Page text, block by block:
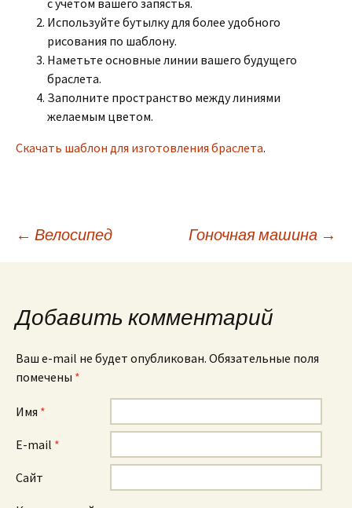
с учётом вашего запястья.
Используйте бутылку для более удобного
рисования по шаблону.
Наметьте основные линии вашего будущего
браслета.
Заполните пространство между линиями
желаемым цветом.
Скачать шаблон для изготовления браслета.
Навигация по
записям
← Велосипед Гоночная машина →
Добавить комментарий
Ваш e-mail не будет опубликован. Обязательные поля
помечены *
Имя *
E-mail *
Сайт